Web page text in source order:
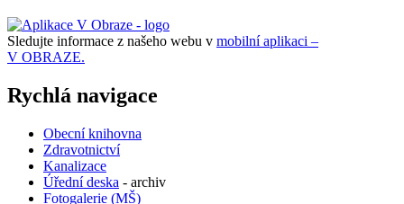
Sledujte informace z našeho webu v mobilní aplikaci –
V OBRAZE.
Rychlá navigace
Obecní knihovna
Zdravotnictví
Kanalizace
Úřední deska - archiv
Fotogalerie (MŠ)